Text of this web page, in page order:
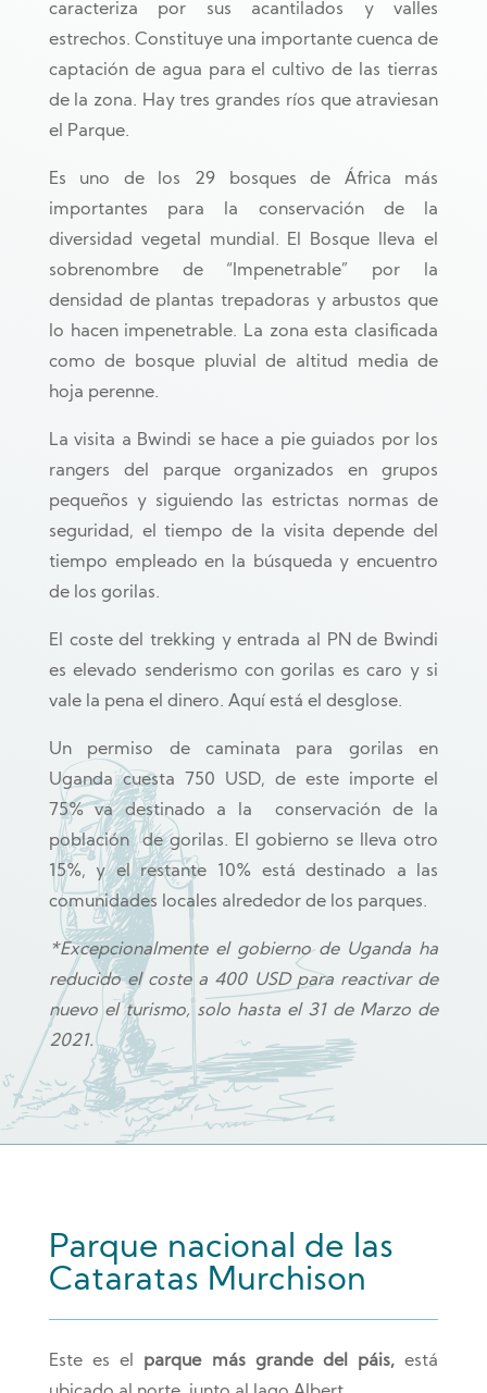
caracteriza por sus acantilados y valles
estrechos. Constituye una importante cuenca de
captación de agua para el cultivo de las tierras
de la zona. Hay tres grandes ríos que atraviesan
el Parque.
Es uno de los 29 bosques de África más
importantes para la conservación de la
diversidad vegetal mundial. El Bosque lleva el
sobrenombre de “Impenetrable” por la
densidad de plantas trepadoras y arbustos que
lo hacen impenetrable. La zona esta clasificada
como de bosque pluvial de altitud media de
hoja perenne.
La visita a Bwindi se hace a pie guiados por los
rangers del parque organizados en grupos
pequeños y siguiendo las estrictas normas de
seguridad, el tiempo de la visita depende del
tiempo empleado en la búsqueda y encuentro
de los gorilas.
El coste del trekking y entrada al PN de Bwindi
es elevado senderismo con gorilas es caro y si
vale la pena el dinero. Aquí está el desglose.
Un permiso de caminata para gorilas en
Uganda cuesta 750 USD, de este importe el
75% va destinado a la conservación de la
población de gorilas. El gobierno se lleva otro
15%, y el restante 10% está destinado a las
comunidades locales alrededor de los parques.
*Excepcionalmente el gobierno de Uganda ha
reducido el coste a 400 USD para reactivar de
nuevo el turismo, solo hasta el 31 de Marzo de
2021.
Parque nacional de las
Cataratas Murchison
Este es el parque más grande del páis, está